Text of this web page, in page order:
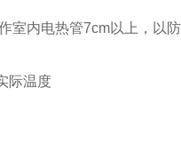
室内电热管7cm以上，以
际温度